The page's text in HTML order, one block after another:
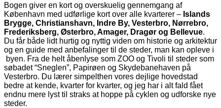
Bogen giver en kort og overskuelig gennemgang af
København med udførlige kort over alle kvarterer – Islands
Brygge, Christianshavn, Indre By, Vesterbro, Nørrebro,
Frederiksberg, Østerbro, Amager, Dragør og Bellevue.
Du får både lidt hurtig og nyttig viden om historie og arkitektur
og en guide med anbefalinger til de steder, man kan opleve i
byen. Fra de helt åbenlyse som ZOO og Tivoli til steder som
søbadet “Sneglen”, Papirøen og Skydebanehaven på
Vesterbro. Du lærer simpelthen vores dejlige hovedstad
bedre at kende, kvarter for kvarter, og jeg har i alt fald fået
endnu mere lyst til straks at hoppe på cyklen og udforske nye
steder.